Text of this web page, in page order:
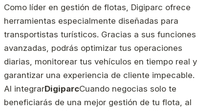
Como líder en gestión de flotas, Digiparc ofrece
herramientas especialmente diseñadas para
transportistas turísticos. Gracias a sus funciones
avanzadas, podrás optimizar tus operaciones
diarias, monitorear tus vehículos en tiempo real y
garantizar una experiencia de cliente impecable.
Al integrarDigiparcCuando negocias solo te
beneficiarás de una mejor gestión de tu flota, al